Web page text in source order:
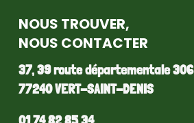
NOUS TROUVER,
NOUS CONTACTER
37, 39 route départementale 306
77240 VERT-SAINT-DENIS